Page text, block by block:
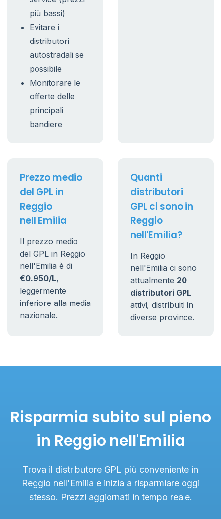
più bassi)
Evitare i
distributori
autostradali se
possibile
Monitorare le
offerte delle
principali
bandiere
Prezzo medio
del GPL in
Reggio
nell'Emilia
Il prezzo medio
del GPL in Reggio
nell'Emilia è di
€0.950/L,
leggermente
inferiore alla media
nazionale.
Quanti
distributori
GPL ci sono in
Reggio
nell'Emilia?
In Reggio
nell'Emilia ci sono
attualmente 20
distributori GPL
attivi, distribuiti in
diverse province.
Risparmia subito sul pieno
in Reggio nell'Emilia
Trova il distributore GPL più conveniente in
Reggio nell'Emilia e inizia a risparmiare oggi
stesso. Prezzi aggiornati in tempo reale.